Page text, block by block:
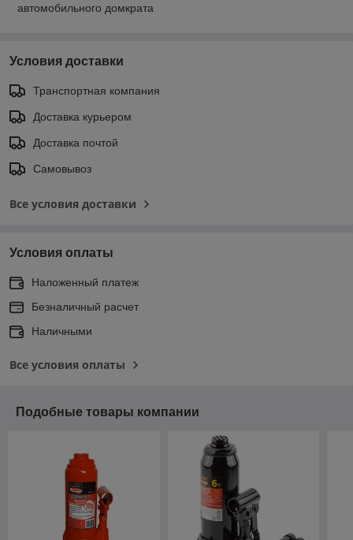
автомобильного домкрата
Условия доставки
Транспортная компания
Доставка курьером
Доставка почтой
Самовывоз
Все условия доставки
Условия оплаты
Наложенный платеж
Безналичный расчет
Наличными
Все условия оплаты
Подобные товары компании